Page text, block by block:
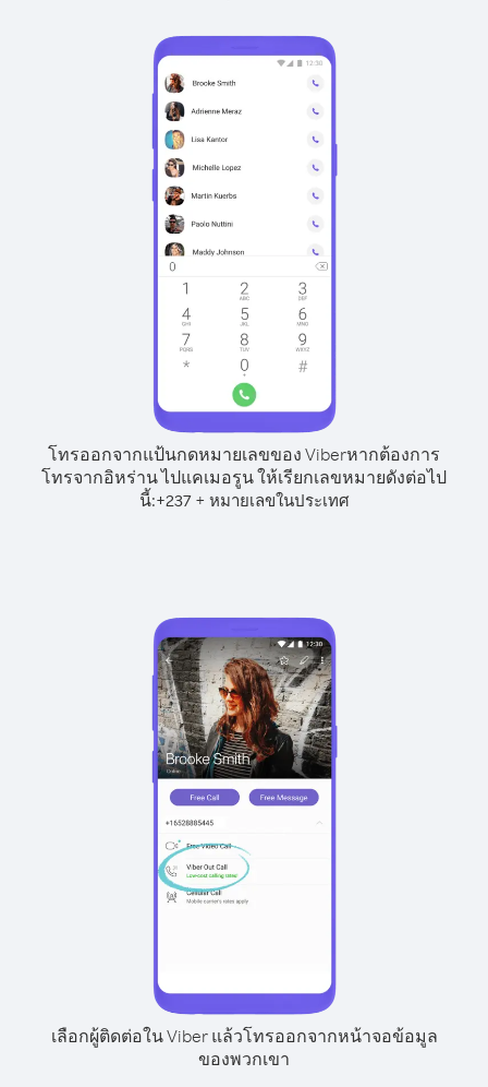
โทรออกจากแป้นกดหมายเลขของ Viberหากต้องการ
โทรจากอิหร่าน ไปแคเมอรูน ให้เรียกเลขหมายดังต่อไป
นี้:+237+ หมายเลขในประเทศ
เลือกผู้ติดต่อใน Viber แล้วโทรออกจากหน้าจอข้อมูล
ของพวกเขา